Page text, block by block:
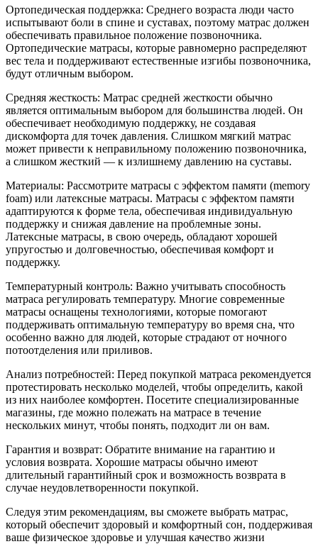
Ортопедическая поддержка: Среднего возраста люди часто
испытывают боли в спине и суставах, поэтому матрас должен
обеспечивать правильное положение позвоночника.
Ортопедические матрасы, которые равномерно распределяют
вес тела и поддерживают естественные изгибы позвоночника,
будут отличным выбором.
Средняя жесткость: Матрас средней жесткости обычно
является оптимальным выбором для большинства людей. Он
обеспечивает необходимую поддержку, не создавая
дискомфорта для точек давления. Слишком мягкий матрас
может привести к неправильному положению позвоночника,
а слишком жесткий — к излишнему давлению на суставы.
Материалы: Рассмотрите матрасы с эффектом памяти (memory
foam) или латексные матрасы. Матрасы с эффектом памяти
адаптируются к форме тела, обеспечивая индивидуальную
поддержку и снижая давление на проблемные зоны.
Латексные матрасы, в свою очередь, обладают хорошей
упругостью и долговечностью, обеспечивая комфорт и
поддержку.
Температурный контроль: Важно учитывать способность
матраса регулировать температуру. Многие современные
матрасы оснащены технологиями, которые помогают
поддерживать оптимальную температуру во время сна, что
особенно важно для людей, которые страдают от ночного
потоотделения или приливов.
Анализ потребностей: Перед покупкой матраса рекомендуется
протестировать несколько моделей, чтобы определить, какой
из них наиболее комфортен. Посетите специализированные
магазины, где можно полежать на матрасе в течение
нескольких минут, чтобы понять, подходит ли он вам.
Гарантия и возврат: Обратите внимание на гарантию и
условия возврата. Хорошие матрасы обычно имеют
длительный гарантийный срок и возможность возврата в
случае неудовлетворенности покупкой.
Следуя этим рекомендациям, вы сможете выбрать матрас,
который обеспечит здоровый и комфортный сон, поддерживая
ваше физическое здоровье и улучшая качество жизни